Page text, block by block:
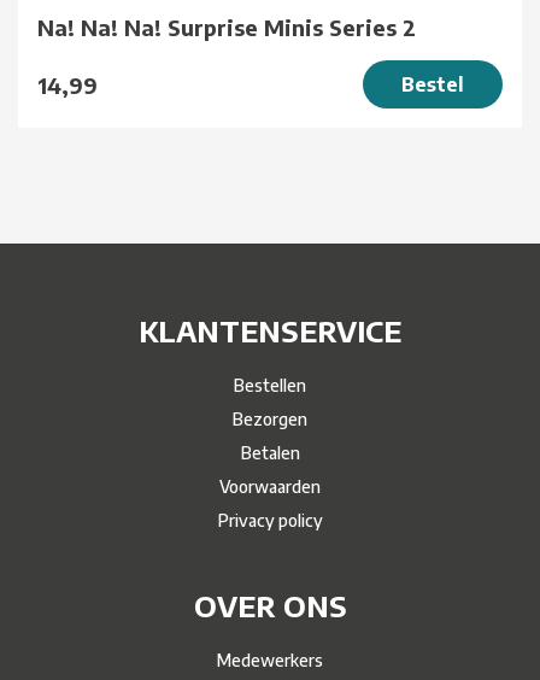
Na! Na! Na! Surprise Minis Series 2
14,99 Bestel
KLANTENSERVICE
Bestellen
Bezorgen
Betalen
Voorwaarden
Privacy policy
OVER ONS
Medewerkers